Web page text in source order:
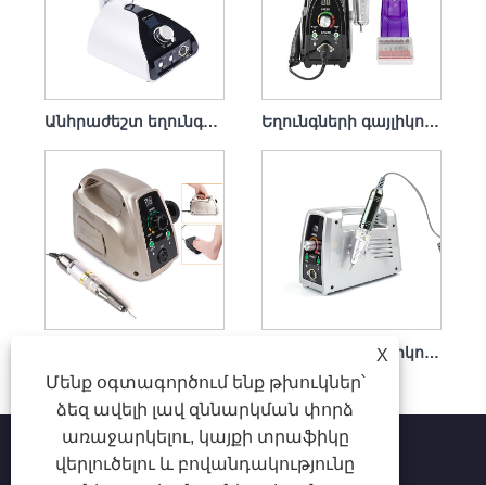
Անհրաժեշտ եղունգների գայլիկոնի հավաքածու Electric 65w 35000rpm Եղունգների գայլիկոնի հավաքածու Electric Remove Dip 65w 35000rpm
Եղունգների գայլիկոն էլեկտրական հեշտ չէ վնասել ձեռքի կտոր 65w 35000 rpm
X
Մենք օգտագործում ենք թխուկներ՝
ձեզ ավելի լավ զննարկման փորձ
առաջարկելու, կայքի տրաֆիկը
վերլուծելու և բովանդակությունը